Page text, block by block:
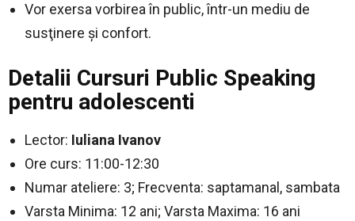
Vor exersa vorbirea în public, într-un mediu de
susţinere şi confort.
Detalii Cursuri Public Speaking
pentru adolescenti
Lector: Iuliana Ivanov
Ore curs: 11:00-12:30
Numar ateliere: 3; Frecventa: saptamanal, sambata
Varsta Minima: 12 ani; Varsta Maxima: 16 ani